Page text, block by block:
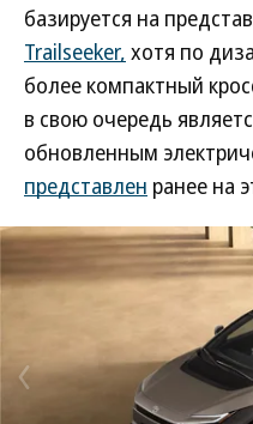
базируется на
Trailseeker, хотя по
более компактный
в свою очередь
обновленным
представлен ранее на